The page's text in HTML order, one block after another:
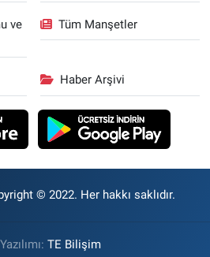
ve
Tüm Manşetler
Haber Arşivi
© 2022. Her hakkı saklıdır.
TE Bilişim